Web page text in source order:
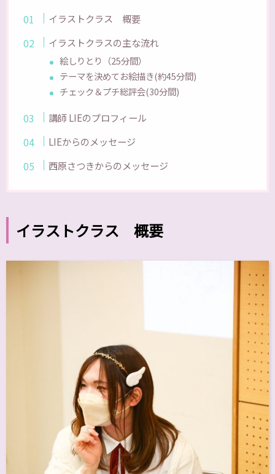
イラストクラス 概要
イラストクラスの主な流れ
絵しりとり（25分間）
テーマを決めてお絵描き(約45分間)
チェック＆プチ総評会(30分間)
講師 LIEのプロフィール
LIEからのメッセージ
西原さつきからのメッセージ
イラストクラス 概要